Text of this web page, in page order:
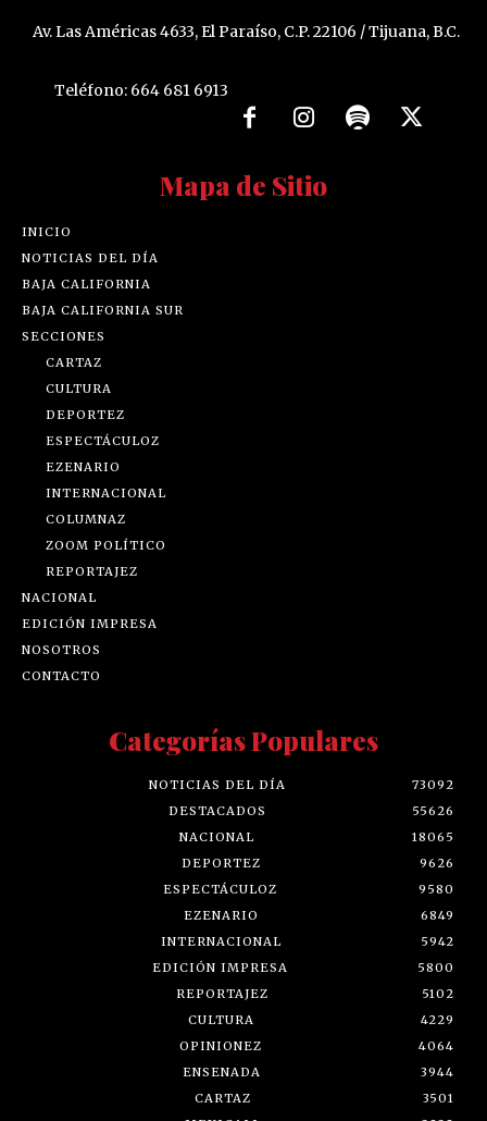
Av. Las Américas 4633, El Paraíso, C.P. 22106 / Tijuana, B.C.
Teléfono: 664 681 6913
Mapa de Sitio
INICIO
NOTICIAS DEL DÍA
BAJA CALIFORNIA
BAJA CALIFORNIA SUR
SECCIONES
CARTAZ
CULTURA
DEPORTEZ
ESPECTÁCULOZ
EZENARIO
INTERNACIONAL
COLUMNAZ
ZOOM POLÍTICO
REPORTAJEZ
NACIONAL
EDICIÓN IMPRESA
NOSOTROS
CONTACTO
Categorías Populares
NOTICIAS DEL DÍA
73092
DESTACADOS
55626
NACIONAL
18065
DEPORTEZ
9626
ESPECTÁCULOZ
9580
EZENARIO
6849
INTERNACIONAL
5942
EDICIÓN IMPRESA
5800
REPORTAJEZ
5102
CULTURA
4229
OPINIONEZ
4064
ENSENADA
3944
CARTAZ
3501